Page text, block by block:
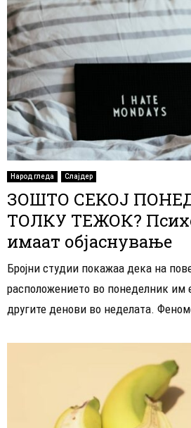
Народ гледа Слајдер
ЗОШТО СЕКОЈ
ТОЛКУ ТЕЖОК?
имаат објаснување
Бројни студии покажаа дека на
расположението во понеделник им
другите денови во неделата.